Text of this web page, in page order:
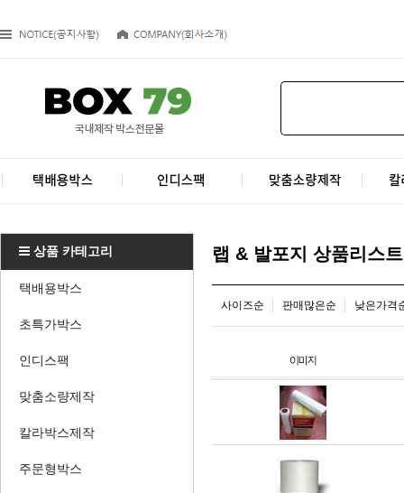
상품 카테고리
택배용박스
초특가박스
인디스팩
맞춤소량제작
칼라박스제작
주문형박스
랩 & 발포지 상품리스트
사이즈순 판매많은순 낮은가격